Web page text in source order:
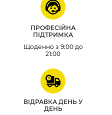
ПРОФЕСІЙНА
ПІДТРИМКА
Щоденно з 9:00 до
21:00
ВІДРАВКА ДЕНЬ У
ДЕНЬ